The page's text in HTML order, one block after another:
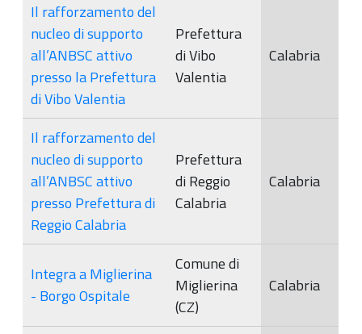
Il rafforzamento del
nucleo di supporto
all’ANBSC attivo
presso la Prefettura
di Vibo Valentia
Prefettura
di Vibo
Valentia
Calabria
Il rafforzamento del
nucleo di supporto
all’ANBSC attivo
presso Prefettura di
Reggio Calabria
Prefettura
di Reggio
Calabria
Calabria
Integra a Miglierina
- Borgo Ospitale
Comune di
Miglierina
(CZ)
Calabria